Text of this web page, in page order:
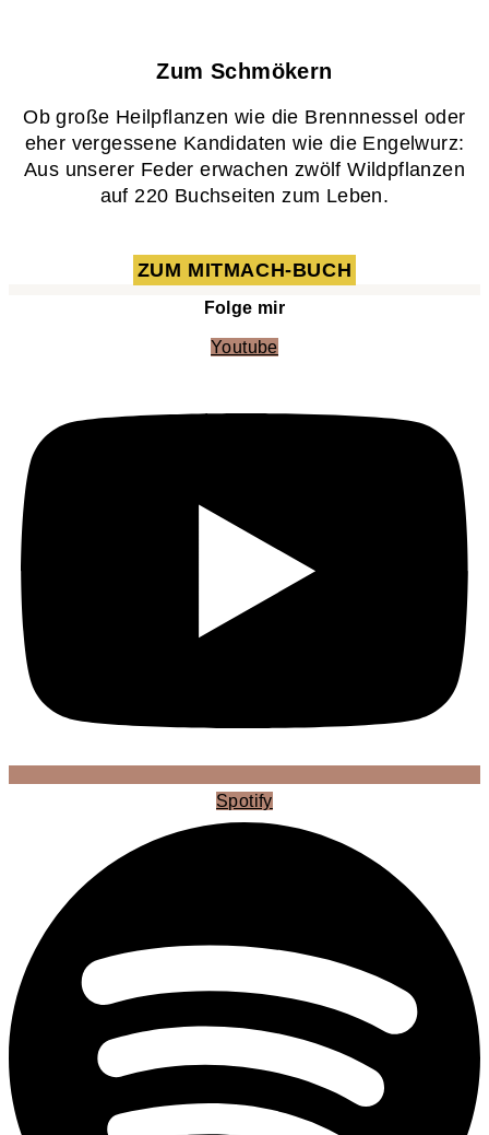
Zum Schmökern
Ob große Heilpflanzen wie die Brennnessel oder
eher vergessene Kandidaten wie die Engelwurz:
Aus unserer Feder erwachen zwölf Wildpflanzen
auf 220 Buchseiten zum Leben.
ZUM MITMACH-BUCH
Folge mir
Youtube
Spotify